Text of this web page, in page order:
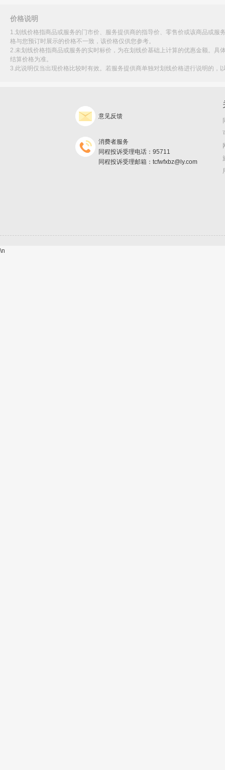
价格说明
1.划线价格指商品或服务的门市价、服务提供商的指导价、零售价或该商品或
格与您预订时展示的价格不一致，该价格仅供您参考。
2.未划线价格指商品或服务的实时标价，为在划线价基础上计算的优惠金额。
结算价格为准。
3.此说明仅当出现价格比较时有效。若服务提供商单独对划线价格进行说明的
意见反馈
消费者服务
同程投诉受理电话：95711
同程投诉受理邮箱：tcfwfxbz@ly.com
\n